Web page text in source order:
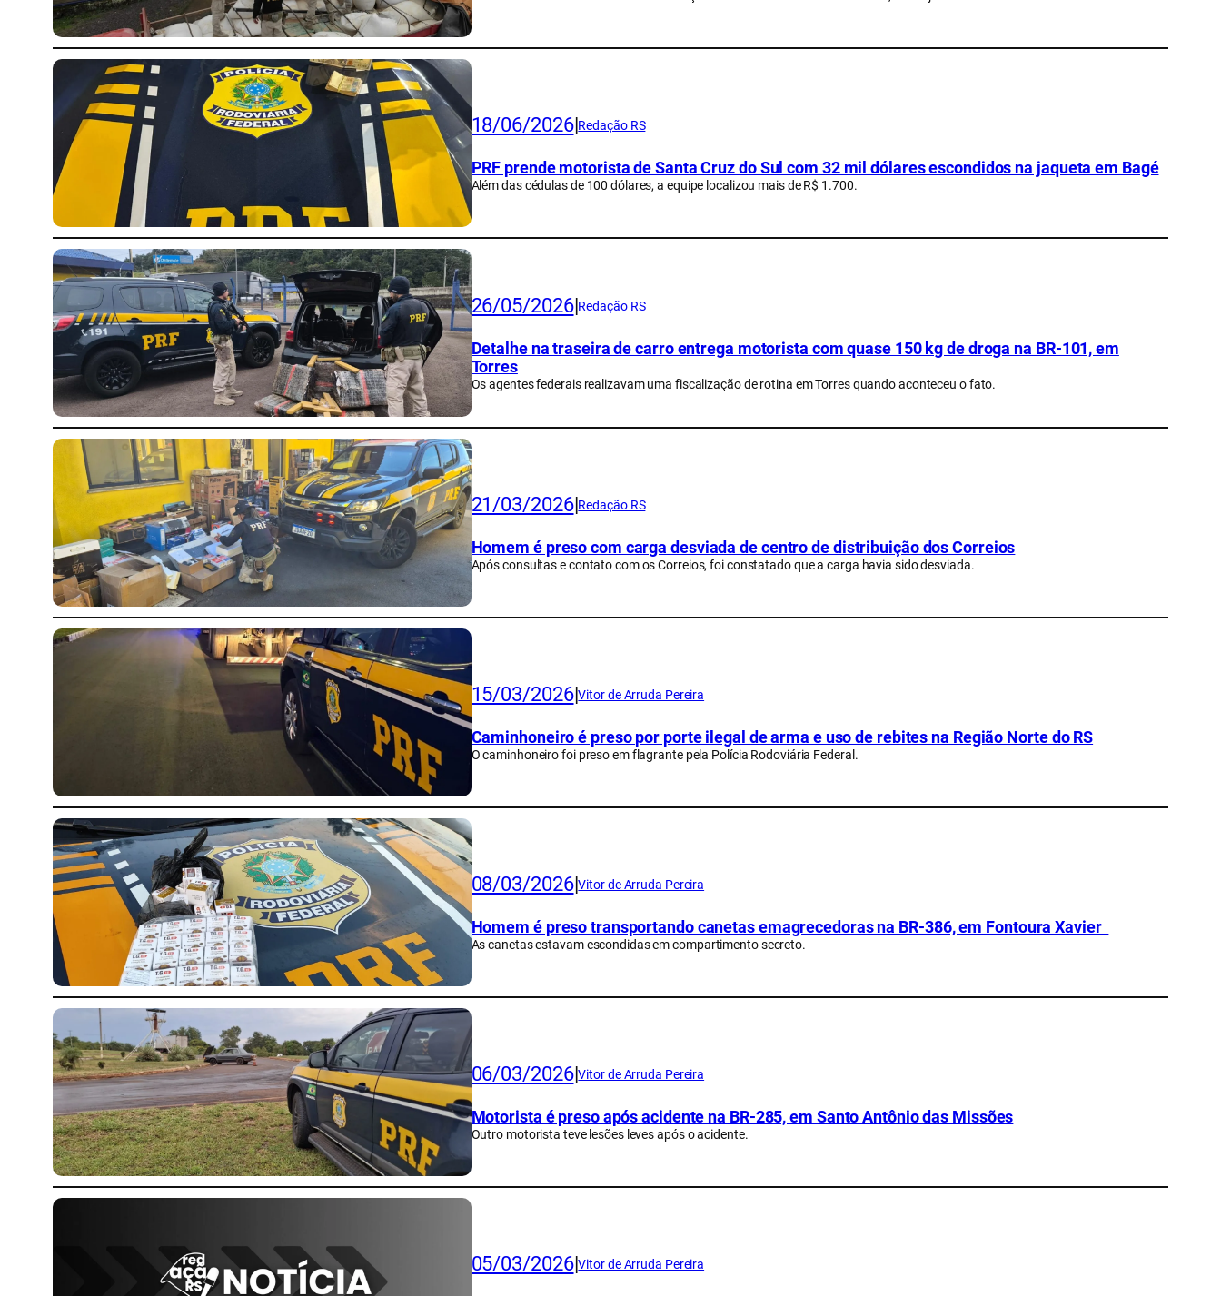
18/06/2026|Redação RS
PRF prende motorista de Santa Cruz do Sul com 32 mil dólares escondidos na jaqueta em Bagé
Além das cédulas de 100 dólares, a equipe localizou mais de R$ 1.700.
26/05/2026|Redação RS
Detalhe na traseira de carro entrega motorista com quase 150 kg de droga na BR-101, em
Torres
Os agentes federais realizavam uma fiscalização de rotina em Torres quando aconteceu o fato.
21/03/2026|Redação RS
Homem é preso com carga desviada de centro de distribuição dos Correios
Após consultas e contato com os Correios, foi constatado que a carga havia sido desviada.
15/03/2026|Vitor de Arruda Pereira
Caminhoneiro é preso por porte ilegal de arma e uso de rebites na Região Norte do RS
O caminhoneiro foi preso em flagrante pela Polícia Rodoviária Federal.
08/03/2026|Vitor de Arruda Pereira
Homem é preso transportando canetas emagrecedoras na BR-386, em Fontoura Xavier
As canetas estavam escondidas em compartimento secreto.
06/03/2026|Vitor de Arruda Pereira
Motorista é preso após acidente na BR-285, em Santo Antônio das Missões
Outro motorista teve lesões leves após o acidente.
05/03/2026|Vitor de Arruda Pereira